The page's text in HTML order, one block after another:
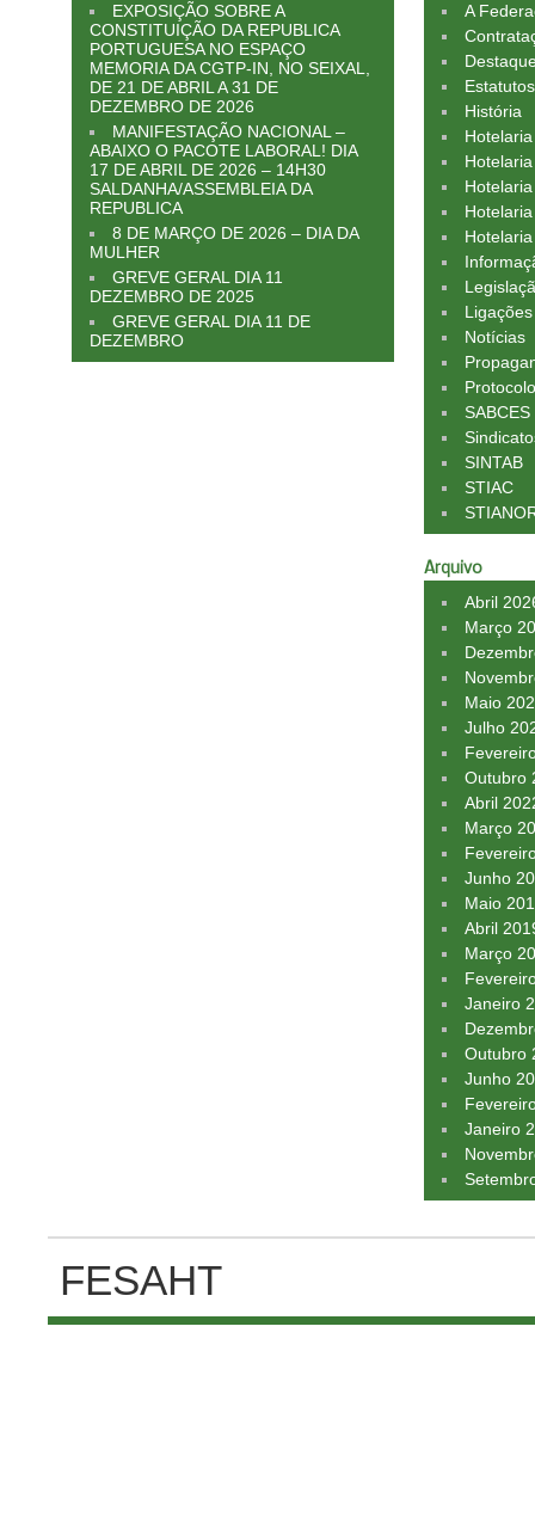
EXPOSIÇÃO SOBRE A
CONSTITUIÇÃO DA REPUBLICA
PORTUGUESA NO ESPAÇO
MEMORIA DA CGTP-IN, NO SEIXAL,
DE 21 DE ABRIL A 31 DE
DEZEMBRO DE 2026
MANIFESTAÇÃO NACIONAL –
ABAIXO O PACOTE LABORAL! DIA
17 DE ABRIL DE 2026 – 14H30
SALDANHA/ASSEMBLEIA DA
REPUBLICA
8 DE MARÇO DE 2026 – DIA DA
MULHER
GREVE GERAL DIA 11
DEZEMBRO DE 2025
GREVE GERAL DIA 11 DE
DEZEMBRO
A
Estatutos
História
Ligações
Notícias
SABCES
SINTAB
STIAC
Arquivo
Abril
Março
Maio
Julho
Outubro
Abril
Março
Junho
Maio
Abril
Março
Janeiro
Outubro
Junho
Janeiro
FESAHT